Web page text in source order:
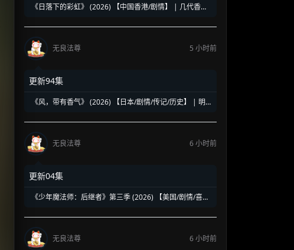
《日落下的彩虹》 (2026) 【中国香港/剧情】 | 几代香港
无良法尊 5 小时前
更新94集
《风，带有香气》 (2026) 【日本/剧情/传记/历史】 | 明
醒之路
无良法尊
6 小时前
更新04集
《少年魔法师：后继者》第三季 (2026) 【美国/剧情/喜剧/
拯救家族
无良法尊
6 小时前